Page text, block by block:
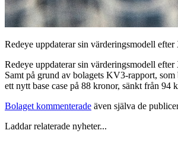
Redeye uppdaterar sin värderingsmodell
Redeye uppdaterar sin värderingsmodell
Samt på grund av bolagets KV3-rapport,
ett nytt base case på 88 kronor, sänkt från 94
Bolaget kommenterade även själva de
Laddar relaterade nyheter...